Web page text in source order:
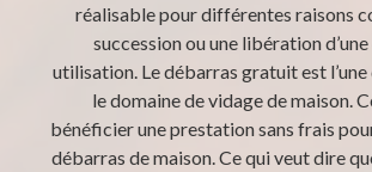
réalisable pour différentes raisons
succession ou une libération
utilisation. Le débarras gratuit est
le domaine de vidage de maison.
bénéficier une prestation sans frais
débarras de maison. Ce qui veut dire